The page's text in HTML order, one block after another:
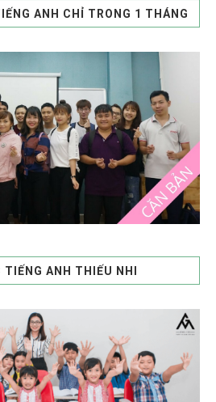
ANH CHỈ TRONG 1 THÁNG
TIẾNG ANH THIẾU NHI